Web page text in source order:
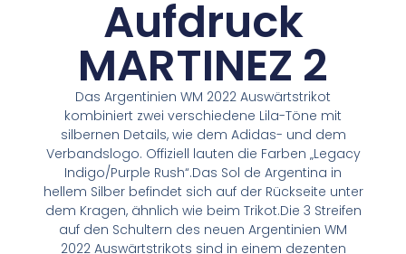
Aufdruck
MARTINEZ 2
Das Argentinien WM 2022 Auswärtstrikot
kombiniert zwei verschiedene Lila-Töne mit
silbernen Details, wie dem Adidas- und dem
Verbandslogo. Offiziell lauten die Farben „Legacy
Indigo/Purple Rush“.Das Sol de Argentina in
hellem Silber befindet sich auf der Rückseite unter
dem Kragen, ähnlich wie beim Trikot.Die 3 Streifen
auf den Schultern des neuen Argentinien WM
2022 Auswärtstrikots sind in einem dezenten